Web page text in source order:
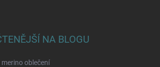
NA BLOGU
merino oblečení